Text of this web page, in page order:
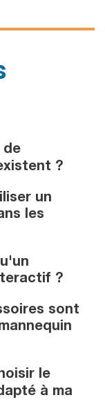
de
?
un
les
?
sont
le
à ma